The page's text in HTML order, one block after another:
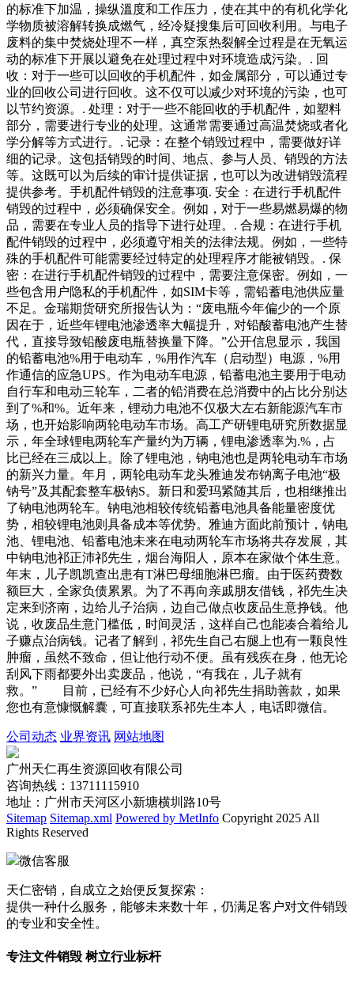
的标准下加温，操纵溫度和工作压力，使在其中的有机化学化
学物质被溶解转换成燃气，经冷疑搜集后可回收利用。与电子
废料的集中焚烧处理不一样，真空泵热裂解全过程是在无氧运
动的标准下开展以避免在处理过程中对环境造成污染。. 回
收：对于一些可以回收的手机配件，如金属部分，可以通过专
业的回收公司进行回收。这不仅可以减少对环境的污染，也可
以节约资源。. 处理：对于一些不能回收的手机配件，如塑料
部分，需要进行专业的处理。这通常需要通过高温焚烧或者化
学分解等方式进行。. 记录：在整个销毁过程中，需要做好详
细的记录。这包括销毁的时间、地点、参与人员、销毁的方法
等。这既可以为后续的审计提供证据，也可以为改进销毁流程
提供参考。手机配件销毁的注意事项. 安全：在进行手机配件
销毁的过程中，必须确保安全。例如，对于一些易燃易爆的物
品，需要在专业人员的指导下进行处理。. 合规：在进行手机
配件销毁的过程中，必须遵守相关的法律法规。例如，一些特
殊的手机配件可能需要经过特定的处理程序才能被销毁。. 保
密：在进行手机配件销毁的过程中，需要注意保密。例如，一
些包含用户隐私的手机配件，如SIM卡等，需铅蓄电池供应量
不足。金瑞期货研究所报告认为：“废电瓶今年偏少的一个原
因在于，近些年锂电池渗透率大幅提升，对铅酸蓄电池产生替
代，直接导致铅酸废电瓶替换量下降。”公开信息显示，我国
的铅蓄电池%用于电动车，%用作汽车（启动型）电源，%用
作通信的应急UPS。作为电动车电源，铅蓄电池主要用于电动
自行车和电动三轮车，二者的铅消费在总消费中的占比分别达
到了%和%。近年来，锂动力电池不仅极大左右新能源汽车市
场，也开始影响两轮电动车市场。高工产研锂电研究所数据显
示，年全球锂电两轮车产量约为万辆，锂电渗透率为.%，占
比已经在三成以上。除了锂电池，钠电池也是两轮电动车市场
的新兴力量。年月，两轮电动车龙头雅迪发布钠离子电池“极
钠号”及其配套整车极钠S。新日和爱玛紧随其后，也相继推出
了钠电池两轮车。钠电池相较传统铅蓄电池具备能量密度优
势，相较锂电池则具备成本等优势。雅迪方面此前预计，钠电
池、锂电池、铅蓄电池未来在电动两轮车市场将共存发展，其
中钠电池祁正沛祁先生，烟台海阳人，原本在家做个体生意。
年末，儿子凯凯查出患有T淋巴母细胞淋巴瘤。由于医药费数
额巨大，全家负债累累。为了不再向亲戚朋友借钱，祁先生决
定来到济南，边给儿子治病，边自己做点收废品生意挣钱。他
说，收废品生意门槛低，时间灵活，这样自己也能凑合着给儿
子赚点治病钱。记者了解到，祁先生自己右腿上也有一颗良性
肿瘤，虽然不致命，但让他行动不便。虽有残疾在身，他无论
刮风下雨都要外出卖废品，他说，“有我在，儿子就有
救。” 目前，已经有不少好心人向祁先生捐助善款，如果
您也有意慷慨解囊，可直接联系祁先生本人，电话即微信。
公司动态 业界资讯 网站地图
广州天仁再生资源回收有限公司
咨询热线：13711115910
地址：广州市天河区小新塘横圳路10号
Sitemap Sitemap.xml Powered by MetInfo Copyright 2025 All
Rights Reserved
微信客服
天仁密销，自成立之始便反复探索：
提供一种什么服务，能够未来数十年，仍满足客户对文件销毁
的专业和安全性。
专注文件销毁 树立行业标杆